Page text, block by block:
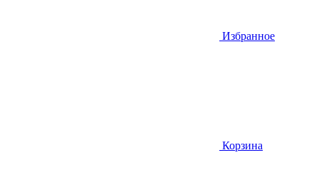
Избранное
Корзина